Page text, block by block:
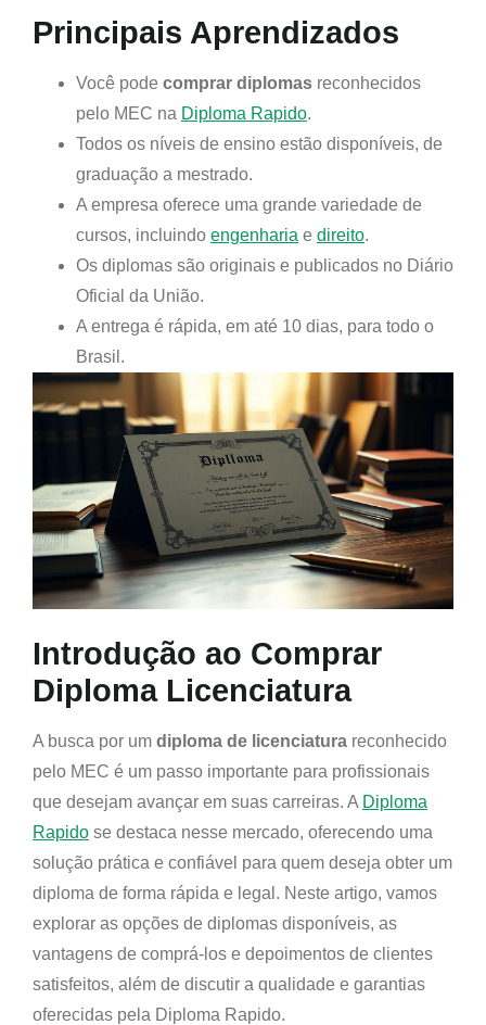
Principais Aprendizados
Você pode comprar diplomas reconhecidos
pelo MEC na Diploma Rapido.
Todos os níveis de ensino estão disponíveis, de
graduação a mestrado.
A empresa oferece uma grande variedade de
cursos, incluindo engenharia e direito.
Os diplomas são originais e publicados no Diário
Oficial da União.
A entrega é rápida, em até 10 dias, para todo o
Brasil.
Introdução ao Comprar
Diploma Licenciatura
A busca por um diploma de licenciatura reconhecido
pelo MEC é um passo importante para profissionais
que desejam avançar em suas carreiras. A Diploma
Rapido se destaca nesse mercado, oferecendo uma
solução prática e confiável para quem deseja obter um
diploma de forma rápida e legal. Neste artigo, vamos
explorar as opções de diplomas disponíveis, as
vantagens de comprá-los e depoimentos de clientes
satisfeitos, além de discutir a qualidade e garantias
oferecidas pela Diploma Rapido.